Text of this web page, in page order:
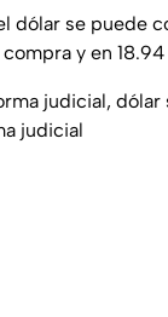
dólar se puede
y en
judicial,
judicial